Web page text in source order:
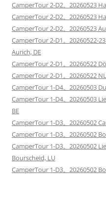
CamperTour 2-D2。20260523
CamperTour 2-D2。20260523
CamperTour 2-D2。20260523
CamperTour 2-D1。20260522-
Aurich, DE
CamperTour 2-D1。20260522
CamperTour 2-D1。20260522
CamperTour 1-D4。20260503
CamperTour 1-D4。20260503
BE
CamperTour 1-D3。20260502
CamperTour 1-D3。20260502
CamperTour 1-D3。20260502
Bourscheid, LU
CamperTour 1-D3。20260502